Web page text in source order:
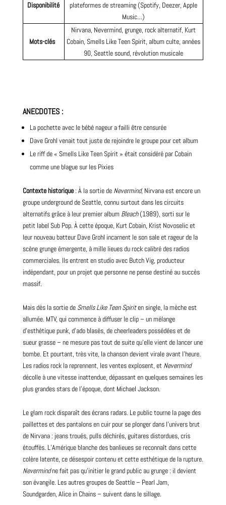
Disponibilité
plateformes de streaming (Spotify, Deezer, Apple
Music…)
Mots-clés
Nirvana, Nevermind, grunge, rock alternatif, Kurt
Cobain, Smells Like Teen Spirit, album culte, années
90, Seattle sound, révolution musicale
ANECDOTES:
La pochette avec le bébé nageur a failli être censurée
Dave Grohl venait tout juste de rejoindre le groupe pour cet album
Le riff de « Smells Like Teen Spirit » était considéré par Cobain
comme une blague sur les Pixies
Contexte historique: À la sortie de Nevermind, Nirvana est encore un
groupe underground de Seattle, connu surtout dans les circuits
alternatifs grâce à leur premier album Bleach(1989), sorti sur le
petit label Sub Pop. À cette époque, Kurt Cobain, Krist Novoselic et
leur nouveau batteur Dave Grohl incarnent le son sale et rageur de la
scène grunge émergente, à mille lieues du rock calibré des radios
commerciales. Ils entrent en studio avec Butch Vig, producteur
indépendant, pour un projet que personne ne pense destiné au succès
massif.
Mais dès la sortie de Smells Like Teen Spiriten single, la mèche est
allumée. MTV, qui commence à diffuser le clip – un mélange
d’esthétique punk, d’ado blasés, de cheerleaders possédées et de
sueur grasse – ne mesure pas tout de suite qu’elle vient de lancer une
bombe. Et pourtant, très vite, la chanson devient virale avant l’heure.
Les radios rock la reprennent, les ventes explosent, et Nevermind
décolle à une vitesse inattendue, dépassant en quelques semaines les
plus grandes stars de l’époque, dont Michael Jackson.
Le glam rock disparaît des écrans radars. Le public tourne la page des
paillettes et des pantalons en cuir pour se plonger dans l’univers brut
de Nirvana : jeans troués, pulls déchirés, guitares distordues, cris
étouffés. L’Amérique blanche des banlieues se reconnaît dans cette
colère latente, ce désespoir contenu et cette esthétique de la rupture.
Nevermindne fait pas qu’initier le grand public au grunge : il devient
son évangile. Les autres groupes de Seattle – Pearl Jam,
Soundgarden, Alice in Chains – suivent dans le sillage.